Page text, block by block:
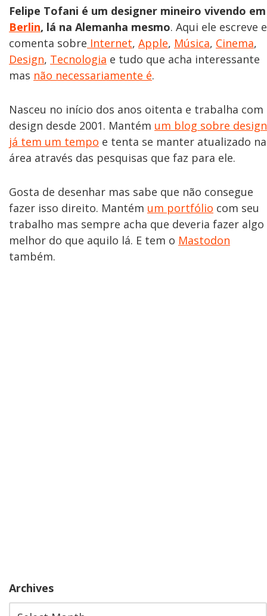
Felipe Tofani é um designer mineiro vivendo em
Berlin, lá na Alemanha mesmo. Aqui ele escreve e
comenta sobre Internet, Apple, Música, Cinema,
Design, Tecnologia e tudo que acha interessante
mas não necessariamente é.
Nasceu no início dos anos oitenta e trabalha com
design desde 2001. Mantém um blog sobre design
já tem um tempo e tenta se manter atualizado na
área através das pesquisas que faz para ele.
Gosta de desenhar mas sabe que não consegue
fazer isso direito. Mantém um portfólio com seu
trabalho mas sempre acha que deveria fazer algo
melhor do que aquilo lá. E tem o Mastodon
também.
Archives